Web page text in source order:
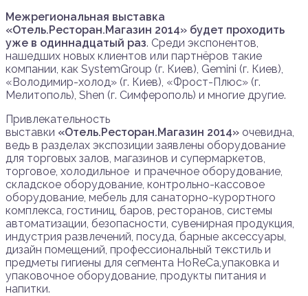
Межрегиональная выставка
«Отель.Ресторан.Магазин 2014» будет проходить
уже в одиннадцатый раз. Среди экспонентов,
нашедших новых клиентов или партнёров такие
компании, как SystemGroup (г. Киев), Gemini (г. Киев),
«Володимир-холод» (г. Киев), «Фрост-Плюс» (г.
Мелитополь), Shen (г. Симферополь) и многие другие.
Привлекательность
выставки «Отель.Ресторан.Магазин 2014» очевидна,
ведь в разделах экспозиции заявлены оборудование
для торговых залов, магазинов и супермаркетов,
торговое, холодильное и прачечное оборудование,
складское оборудование, контрольно-кассовое
оборудование, мебель для санаторно-курортного
комплекса, гостиниц, баров, ресторанов, системы
автоматизации, безопасности, сувенирная продукция,
индустрия развлечений, посуда, барные аксессуары,
дизайн помещений, профессиональный текстиль и
предметы гигиены для сегмента HoReCa,упаковка и
упаковочное оборудование, продукты питания и
напитки.